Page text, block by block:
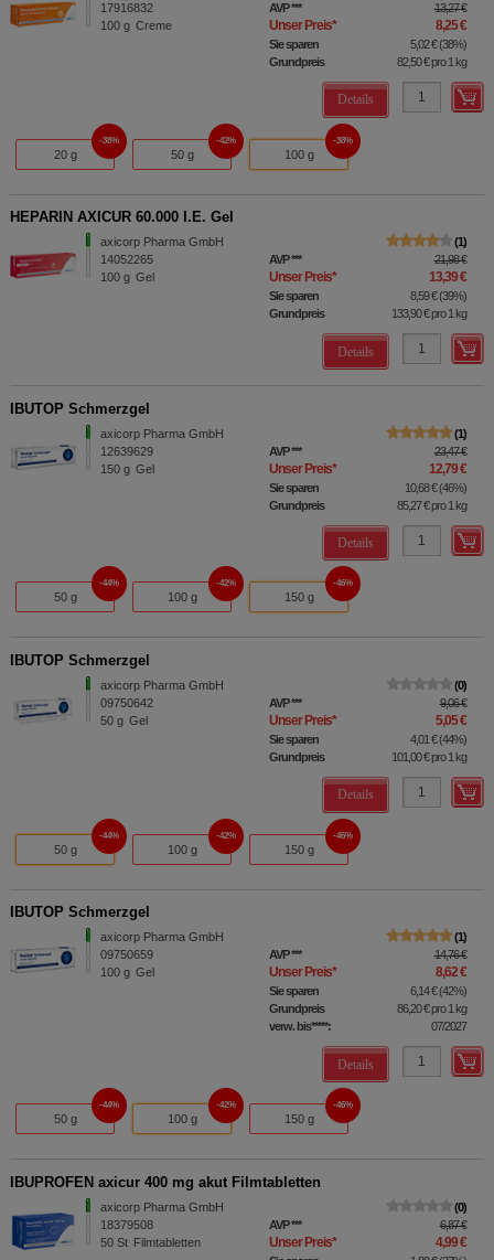
17916832
100 g Creme
AVP*** 13,27 €
Unser Preis* 8,25 €
Sie sparen 5,02 €(38%)
Grundpreis
82,50 €pro 1 kg
Details
20 g
38%
50 g
42%
100 g
38%
HEPARIN AXICUR 60.000 I.E. Gel
axicorp Pharma GmbH
14052265
100 g Gel
1
AVP*** 21,98 €
Unser Preis* 13,39 €
Sie sparen 8,59 €(39%)
Grundpreis
133,90 €pro 1 kg
Details
IBUTOP Schmerzgel
axicorp Pharma GmbH
12639629
150 g Gel
1
AVP*** 23,47 €
Unser Preis* 12,79 €
Sie sparen 10,68 €(46%)
Grundpreis
85,27 €pro 1 kg
Details
50 g
44%
100 g
42%
150 g
46%
IBUTOP Schmerzgel
axicorp Pharma GmbH
09750642
50 g Gel
0
AVP*** 9,06 €
Unser Preis* 5,05 €
Sie sparen 4,01 €(44%)
Grundpreis
101,00 €pro 1 kg
Details
50 g
44%
100 g
42%
150 g
46%
IBUTOP Schmerzgel
axicorp Pharma GmbH
09750659
100 g Gel
1
AVP*** 14,76 €
Unser Preis* 8,62 €
Sie sparen 6,14 €(42%)
Grundpreis
86,20 €pro 1 kg
verw. bis*****:
07/2027
Details
50 g
44%
100 g
42%
150 g
46%
IBUPROFEN axicur 400 mg akut Filmtabletten
axicorp Pharma GmbH
18379508
50 St Filmtabletten
0
AVP*** 6,87 €
Unser Preis* 4,99 €